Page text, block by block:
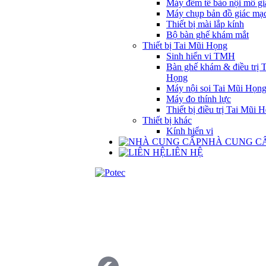
Máy đếm tế bào nội mô
Máy chụp bản đồ giác
Thiết bị mài lắp kính
Bộ bàn ghế khám mắt
Thiết bị Tai Mũi Họng
Sinh hiển vi TMH
Bàn ghế khám & điều trị
Họng
Máy nội soi Tai Mũi Họng
Máy đo thính lực
Thiết bị điều trị Tai Mũi
Thiết bị khác
Kính hiển vi
NHÀ CUNG
LIÊN HỆ